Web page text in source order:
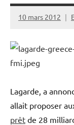
10 mars 2012
Lagarde, a
allait proposer
prêt de 28